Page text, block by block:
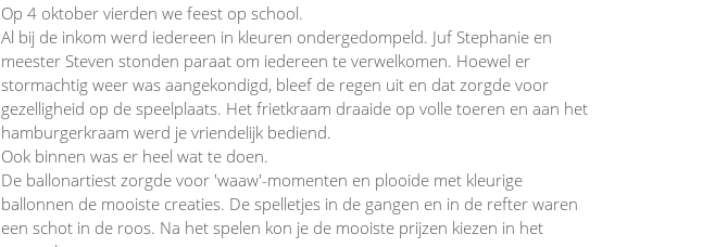
Op 4 oktober vierden we feest op school.
Al bij de inkom werd iedereen in kleuren ondergedompeld. Juf Stephanie en
meester Steven stonden paraat om iedereen te verwelkomen. Hoewel er
stormachtig weer was aangekondigd, bleef de regen uit en dat zorgde voor
gezelligheid op de speelplaats. Het frietkraam draaide op volle toeren en aan het
hamburgerkraam werd je vriendelijk bediend.
Ook binnen was er heel wat te doen.
De ballonartiest zorgde voor 'waaw'-momenten en plooide met kleurige
ballonnen de mooiste creaties. De spelletjes in de gangen en in de refter waren
een schot in de roos. Na het spelen kon je de mooiste prijzen kiezen in het